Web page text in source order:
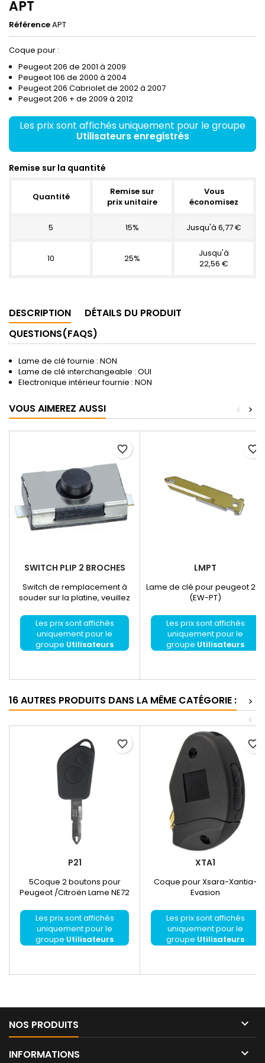
APT
RéférenceAPT
Coque pour :
Peugeot 206 de 2001 à 2009
Peugeot 106 de 2000 à 2004
Peugeot 206 Cabriolet de 2002 à 2007
Peugeot 206 + de 2009 à 2012
Les prix sont affichés uniquement pour le groupe
Utilisateurs enregistrés
Remise sur la quantité
Quantité
Remise sur
prix unitaire
Vous
économisez
5 15% Jusqu'à 6,77 €
10 25%
Jusqu'à
22,56 €
DESCRIPTION
DÉTAILS DU PRODUIT
QUESTIONS(FAQS)
Lame de clé fournie : NON
Lame de clé interchangeable : OUI
Electronique intérieur fournie : NON
VOUS AIMEREZ AUSSI >
<
SWITCH PLIP 2 BROCHES
Switch de remplacement à
souder sur la platine, veuillez
"Accessoires" pour le matériel
de soudure...
Les prix sont affichés
uniquement pour le
groupe Utilisateurs
favorite_border
LMPT
Lame de clé pour peugeot 206
(EW-PT)
Les prix sont affichés
uniquement pour le
groupe Utilisateurs
favorite_border
16 AUTRES PRODUITS DANS LA MÊME CATÉGORIE :
>
<
P21
5Coque 2 boutons pour
Peugeot /Citroën Lame NE72
Les prix sont affichés
uniquement pour le
groupe Utilisateurs
favorite_border
XTA1
Coque pour Xsara-Xantia-
Evasion
Les prix sont affichés
uniquement pour le
groupe Utilisateurs
favorite_border
NOS PRODUITS 
INFORMATIONS 